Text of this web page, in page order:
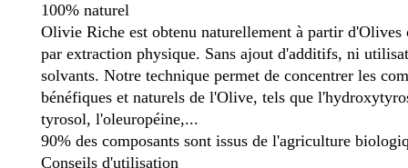
100% naturel
Olivie Riche est obtenu naturellement à partir d'Olives
par extraction physique. Sans ajout d'additifs, ni
solvants. Notre technique permet de concentrer les
bénéfiques et naturels de l'Olive, tels que
tyrosol, l'oleuropéine,...
90% des composants sont issus de l'agriculture
Conseils d'utilisation